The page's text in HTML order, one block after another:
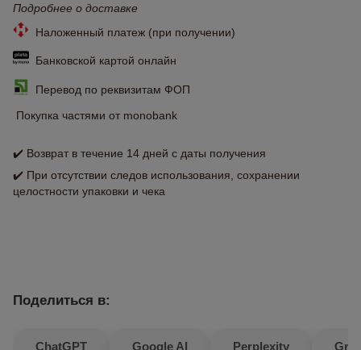
Подробнее о доставке
Наложенный платеж (при получении)
Банковской картой онлайн
Перевод по реквизитам ФОП
Покупка частями от monobank
✔️ Возврат в течение 14 дней с даты получения
✔️ При отсутствии следов использования, сохранении
целостности упаковки и чека
Поделиться в:
ChatGPT Google AI Perplexity